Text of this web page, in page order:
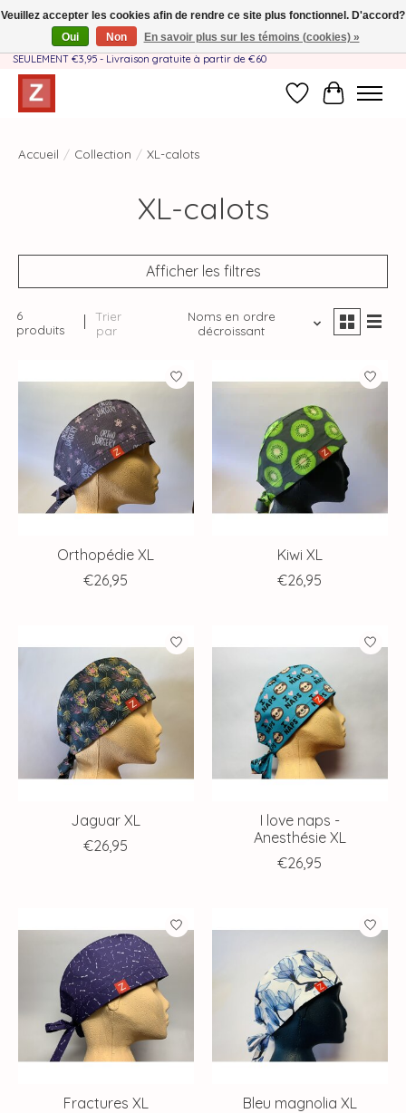
Fait à la main par une équipe mère-fille❤️ - Frais de livraison BE & NL
SEULEMENT €3,95 - Livraison gratuite à partir de €60
Liste dePanier
Accueil / Collection / XL-calots
XL-calots
Afficher les filtres
6
produits
Trier
par
Noms en ordre
décroissant
Orthopédie XL
€26,95
Kiwi XL
€26,95
Jaguar XL
€26,95
I love naps -
Anesthésie XL
€26,95
Fractures XL
Bleu magnolia XL
Veuillez accepter les cookies afin de rendre ce site plus fonctionnel. D'accord?
Oui
Non En savoir plus sur les témoins (cookies) »